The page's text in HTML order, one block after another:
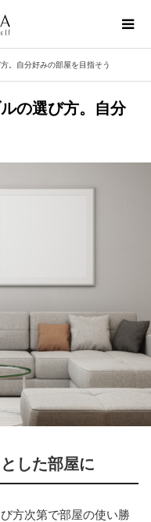
。自分好みの部屋を目指そう
の選び方。自分
した部屋に
方次第で部屋の使い勝